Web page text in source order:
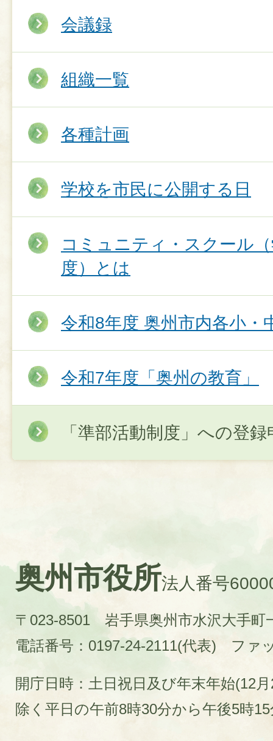
会議録
組織一覧
各種計画
学校を市民に公開する日
コミュニティ・スクール
度）とは
令和8年度 奥州市内各小・
令和7年度「奥州の教育」
「準部活動制度」への登
奥州市役所法人番号
〒023-8501 岩手県奥州市水沢大手町
電話番号：0197-24-2111(代表)
ファ
開庁日時：土日祝日及び年末年始(12
除く平日の午前8時30分から午後5時